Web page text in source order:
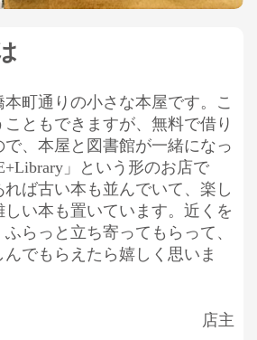
町通りの小さな本屋です。こ
ともできますが、無料で借り
、本屋と図書館が一緒になっ
」という形のお店で
ば古い本も並んでいて、楽し
い本も置いています。近くを
らっと立ち寄ってもらって、
でもらえたら嬉しく思いま
店主